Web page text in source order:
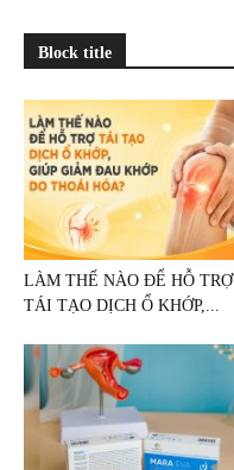
Block title
LÀM THẾ NÀO ĐỂ HỖ TRỢ
TÁI TẠO DỊCH Ổ KHỚP,...